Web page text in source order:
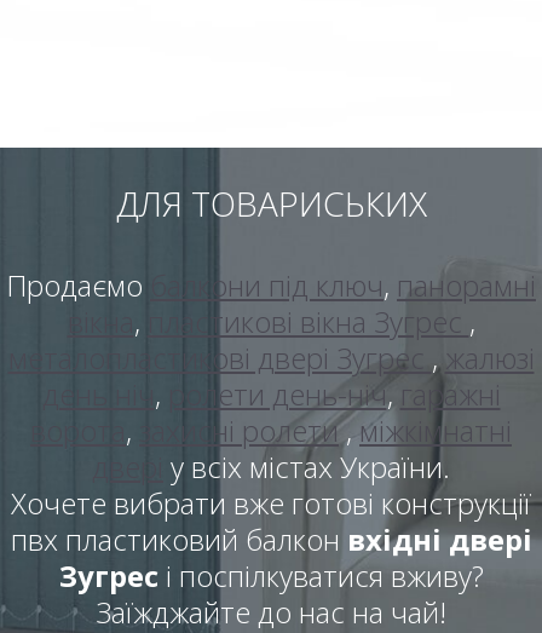
ДЛЯ ТОВАРИСЬКИХ
Продаємо балкони під ключ, панорамні
, пластикові вікна Зугрес ,
металопластикові двері Зугрес ,жалюзі
, ролети день-ніч, гаражні
, захисні ролети, міжкімнатні
у всіх містах України.
Хочете вибрати вже готові конструкції
пвх пластиковий балкон вхідні двері
Зугрес і поспілкуватися вживу?
Заїжджайте до нас на чай!